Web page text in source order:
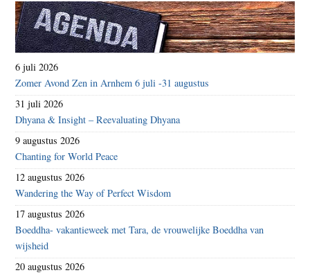
6 juli 2026
Zomer Avond Zen in Arnhem 6 juli -31 augustus
31 juli 2026
Dhyana & Insight – Reevaluating Dhyana
9 augustus 2026
Chanting for World Peace
12 augustus 2026
Wandering the Way of Perfect Wisdom
17 augustus 2026
Boeddha- vakantieweek met Tara, de vrouwelijke Boeddha van
wijsheid
20 augustus 2026